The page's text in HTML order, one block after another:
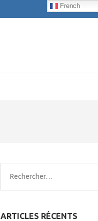
Rechercher :
ARTICLES RÉCENTS
French